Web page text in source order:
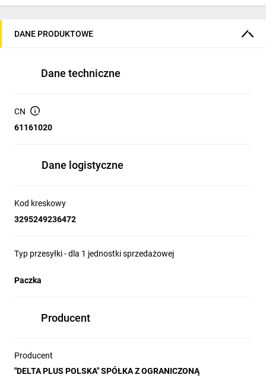
DANE PRODUKTOWE
Dane techniczne
CN
61161020
Dane logistyczne
Kod kreskowy
3295249236472
Typ przesyłki - dla 1 jednostki sprzedażowej
Paczka
Producent
Producent
"DELTA PLUS POLSKA" SPÓŁKA Z OGRANICZONĄ